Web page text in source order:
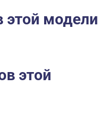
этой модели
этой